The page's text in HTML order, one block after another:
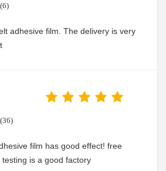
adhesive film. The delivery is very
film has good effect! free
is a good factory